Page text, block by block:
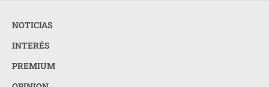
NOTICIAS
INTERÉS
PREMIUM